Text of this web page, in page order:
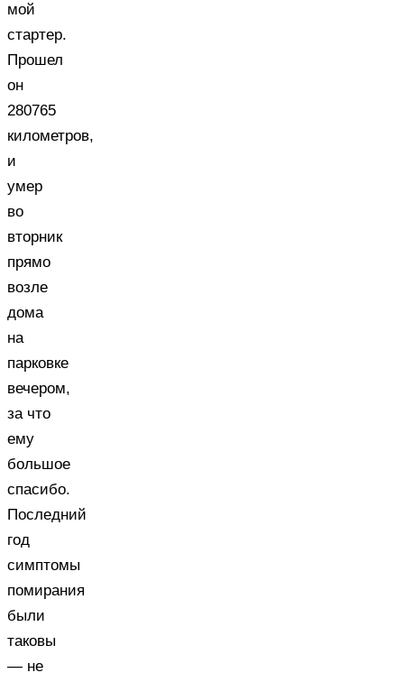
мой
стартер.
Прошел
он
280765
километров,
и
умер
во
вторник
прямо
возле
дома
на
парковке
вечером,
за что
ему
большое
спасибо.
Последний
год
симптомы
помирания
были
таковы
— не